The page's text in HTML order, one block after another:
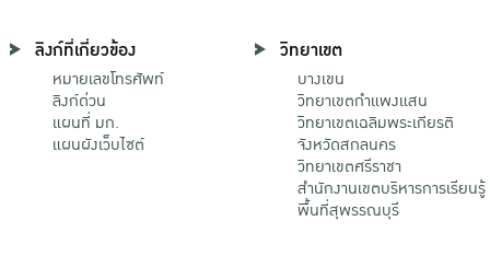
ลิงก์ที่เกี่ยวข้อง
หมายเลขโทรศัพท์
ลิงก์ด่วน
แผนที่ มก.
แผนผังเว็บไซต์
วิทยาเขต
บางเขน
วิทยาเขตกําแพงแสน
วิทยาเขตเฉลิมพระเกียรติ
จังหวัดสกลนคร
วิทยาเขตศรีราชา
สำนักงานเขตบริหารการเรียนรู้
พื้นที่สุพรรณบุรี